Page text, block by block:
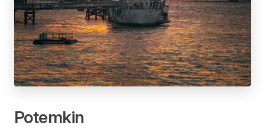
Potemkin